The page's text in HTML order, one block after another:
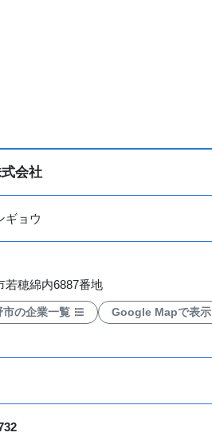
会社
ギョウ
若穂綿内6887番地
市の企業一覧 Google Mapで表示